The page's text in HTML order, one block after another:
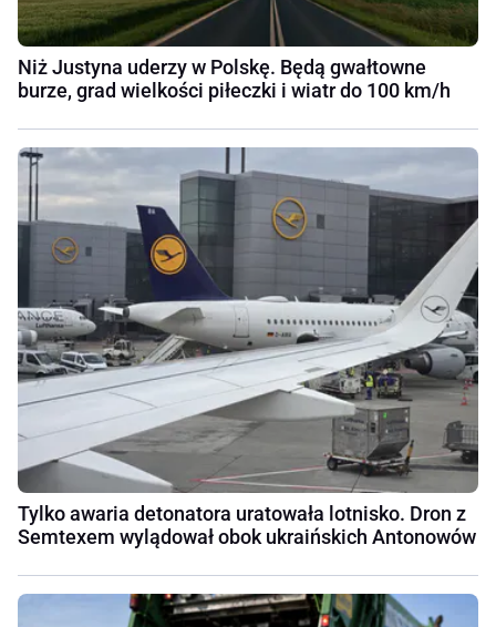
Niż Justyna uderzy w Polskę. Będą gwałtowne
burze, grad wielkości piłeczki i wiatr do 100 km/h
Tylko awaria detonatora uratowała lotnisko. Dron z
Semtexem wylądował obok ukraińskich Antonowów